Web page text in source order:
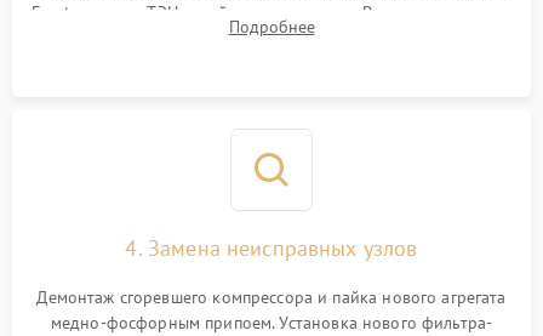
Frost, включая ТЭН оттайки и вентилятор. Ремонт или замена
платы управления при сбоях алгоритмов.
Подробнее
4. Замена неисправных узлов
Демонтаж сгоревшего компрессора и пайка нового агрегата
медно-фосфорным припоем. Установка нового фильтра-